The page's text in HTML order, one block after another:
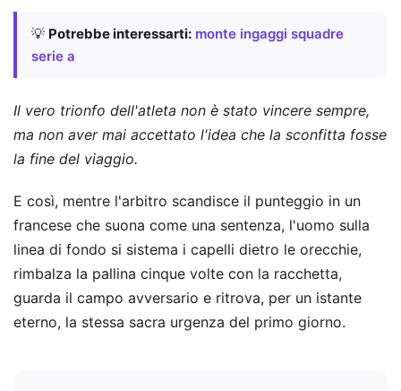
💡 Potrebbe interessarti: monte ingaggi squadre
serie a
Il vero trionfo dell'atleta non è stato vincere sempre,
ma non aver mai accettato l'idea che la sconfitta fosse
la fine del viaggio.
E così, mentre l'arbitro scandisce il punteggio in un
francese che suona come una sentenza, l'uomo sulla
linea di fondo si sistema i capelli dietro le orecchie,
rimbalza la pallina cinque volte con la racchetta,
guarda il campo avversario e ritrova, per un istante
eterno, la stessa sacra urgenza del primo giorno.